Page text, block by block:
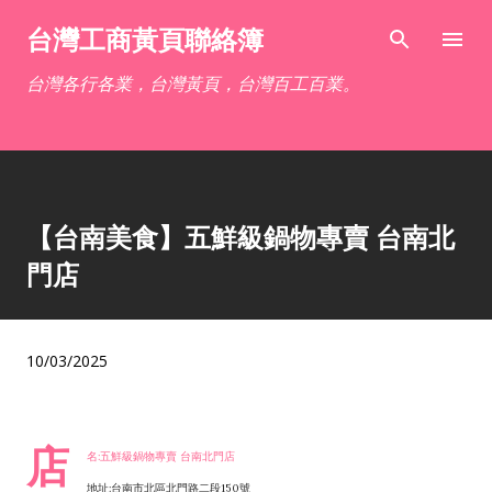
跳到主要內容
台灣工商黃頁聯絡簿
台灣各行各業，台灣黃頁，台灣百工百業。
【台南美食】五鮮級鍋物專賣 台南北
門店
10/03/2025
店 名:五鮮級鍋物專賣 台南北門店
地址:台南市北區北門路二段150號